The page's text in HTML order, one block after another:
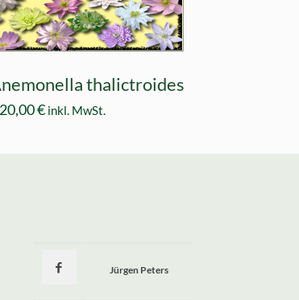
thalictroides
20,00€ inkl. MwSt.
Jürgen Peters